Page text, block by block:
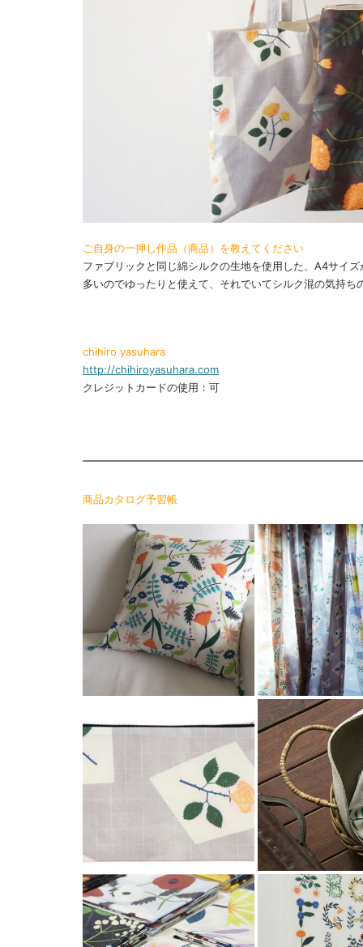
ご自身の一押し作品（商品）を教えてください
ファブリックと同じ綿シルクの生地を使用した、A4サイ
多いのでゆったりと使えて、それでいてシルク混の気持
chihiro yasuhara
http://chihiroyasuhara.com
クレジットカードの使用：可
商品カタログ予習帳